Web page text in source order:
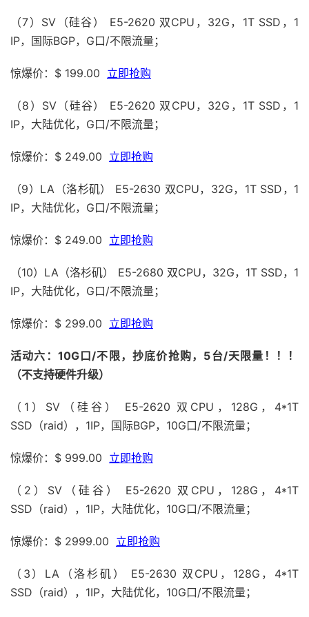
（7）SV（硅谷） E5-2620 双CPU，32G，1T SSD，1
IP，国际BGP，G口/不限流量；
惊爆价：$ 199.00 立即抢购
（8）SV（硅谷） E5-2620 双CPU，32G，1T SSD，1
IP，大陆优化，G口/不限流量；
惊爆价：$ 249.00 立即抢购
（9）LA（洛杉矶） E5-2630 双CPU，32G，1T SSD，1
IP，大陆优化，G口/不限流量；
惊爆价：$ 249.00 立即抢购
（10）LA（洛杉矶） E5-2680 双CPU，32G，1T SSD，1
IP，大陆优化，G口/不限流量；
惊爆价：$ 299.00 立即抢购
活动六：10G口/不限，抄底价抢购，5台/天限量！！！
（不支持硬件升级）
（1）SV（硅谷） E5-2620 双CPU，128G，4*1T
SSD（raid），1IP，国际BGP，10G口/不限流量；
惊爆价：$ 999.00 立即抢购
（2）SV（硅谷） E5-2620 双CPU，128G，4*1T
SSD（raid），1IP，大陆优化，10G口/不限流量；
惊爆价：$ 2999.00 立即抢购
（3）LA（洛杉矶） E5-2630 双CPU，128G，4*1T
SSD（raid），1IP，大陆优化，10G口/不限流量；